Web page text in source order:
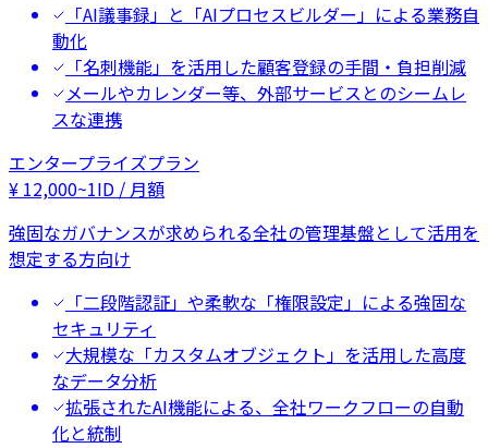
「AI議事録」と「AIプロセスビルダー」による業務自
動化
「名刺機能」を活用した顧客登録の手間・負担削減
メールやカレンダー等、外部サービスとのシームレ
スな連携
エンタープライズプラン
¥ 12,000~1ID / 月額
強固なガバナンスが求められる全社の管理基盤として活用を
想定する方向け
「二段階認証」や柔軟な「権限設定」による強固な
セキュリティ
大規模な「カスタムオブジェクト」を活用した高度
なデータ分析
拡張されたAI機能による、全社ワークフローの自動
化と統制